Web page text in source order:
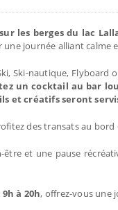
les berges du lac
journée alliant calme
Ski-nautique, Flyboard
un cocktail au bar
et créatifs seront
des transats au
et une pause
à 20h, offrez-vous une